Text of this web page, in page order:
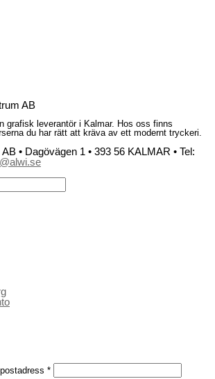
AB
grafisk leverantör i Kalmar. Hos oss finns
du har rätt att kräva av ett modernt tryckeri.
• Dagövägen 1 • 393 56 KALMAR • Tel:
*